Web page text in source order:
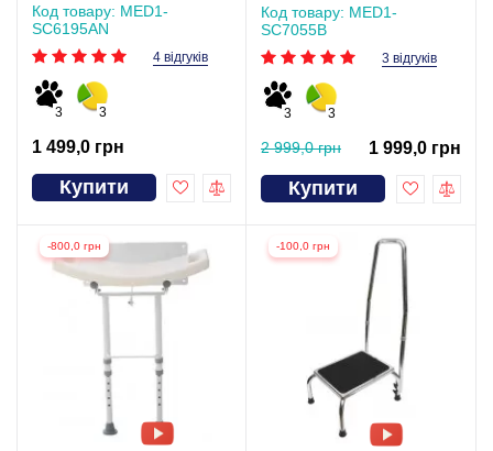
Код товару: MED1-
SC6195AN
4 відгуків
3 3
1 499,0 грн
Купити
Код товару: MED1-
SC7055B
3 відгуків
3 3
2 999,0 грн 1 999,0 грн
Купити
-800,0 грн -100,0 грн